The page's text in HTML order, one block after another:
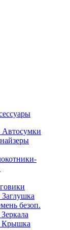
Автосумки
Заглушка
безоп.
Крышка